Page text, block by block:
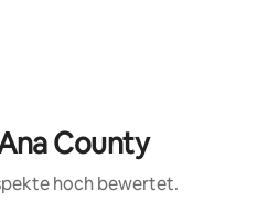
County
hoch bewertet.